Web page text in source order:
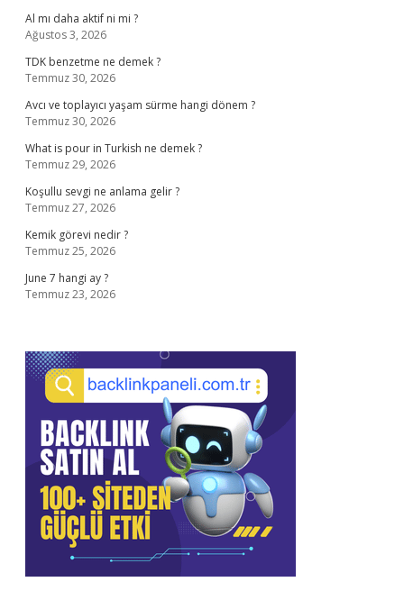
Al mı daha aktif ni mi ?
Ağustos 3, 2026
TDK benzetme ne demek ?
Temmuz 30, 2026
Avcı ve toplayıcı yaşam sürme hangi dönem ?
Temmuz 30, 2026
What is pour in Turkish ne demek ?
Temmuz 29, 2026
Koşullu sevgi ne anlama gelir ?
Temmuz 27, 2026
Kemik görevi nedir ?
Temmuz 25, 2026
June 7 hangi ay ?
Temmuz 23, 2026